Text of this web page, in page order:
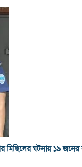
মিছিলের ঘটনায় ১৯ জনের